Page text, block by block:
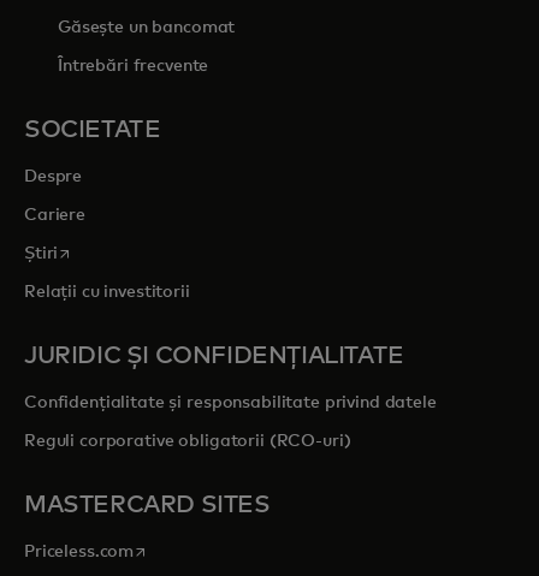
Găsește un bancomat
Întrebări frecvente
SOCIETATE
Despre
Cariere
Știri opens in a new tab
Relații cu investitorii
JURIDIC ȘI CONFIDENȚIALITATE
Confidențialitate și responsabilitate privind datele
Reguli corporative obligatorii (RCO-uri)
MASTERCARD SITES
Priceless.com opens in a new tab